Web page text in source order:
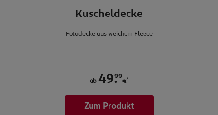
Kuscheldecke
Fotodecke aus weichem Fleece
ab 49.
99
€*
Zum Produkt